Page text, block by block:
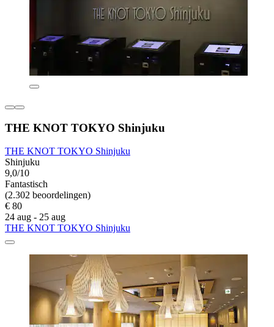
THE KNOT TOKYO Shinjuku
THE KNOT TOKYO Shinjuku
Shinjuku
9,0/10
Fantastisch
(2.302 beoordelingen)
€ 80
24 aug - 25 aug
THE KNOT TOKYO Shinjuku